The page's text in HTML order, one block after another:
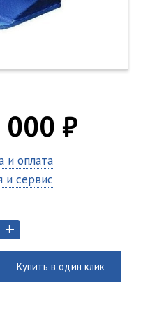
000 ₽
и оплата
и сервис
+
Купить в один клик